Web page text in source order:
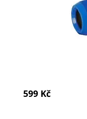
599 Kč